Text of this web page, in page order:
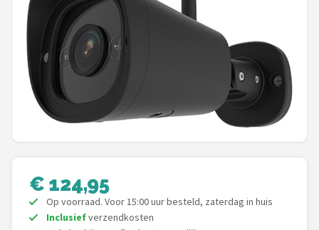
Home-Locking
Reolink
EZVIZ
Hikvision
TP-Link
Foscam
Teceye
€ 124,95
Op voorraad. Voor 15:00 uur besteld, zaterdag in huis
Inclusiefverzendkosten